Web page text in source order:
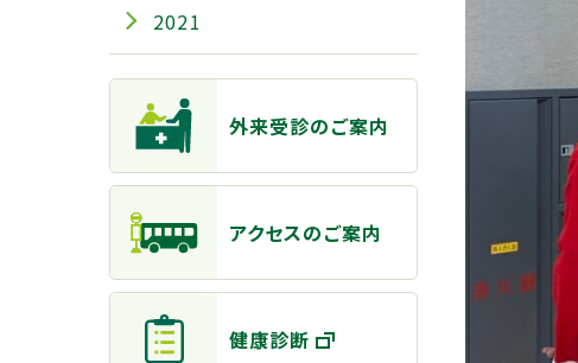
2021
主なメニュー
外来受診のご案内
アクセスのご案内
健康診断